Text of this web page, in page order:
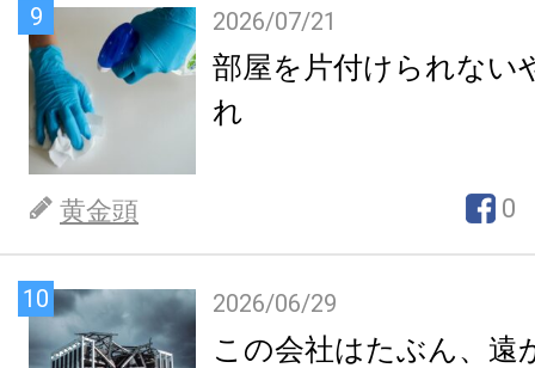
9 2026/07/21
部屋を片付けられない
れ
黄金頭 0
10 2026/06/29
この会社はたぶん、遠